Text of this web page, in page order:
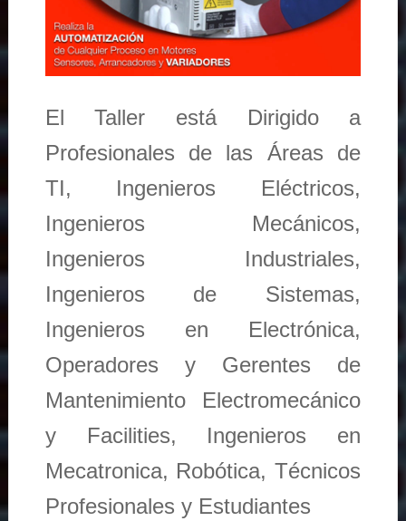
El Taller está Dirigido a
Profesionales de las Áreas de
TI, Ingenieros Eléctricos,
Ingenieros Mecánicos,
Ingenieros Industriales,
Ingenieros de Sistemas,
Ingenieros en Electrónica,
Operadores y Gerentes de
Mantenimiento Electromecánico
y Facilities, Ingenieros en
Mecatronica, Robótica, Técnicos
Profesionales y Estudiantes